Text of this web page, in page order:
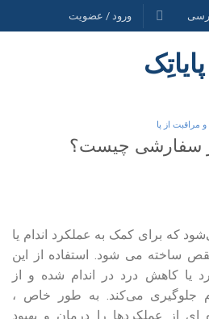
ورود / عضویت
مراقبت از پا
سفارشی چیست؟
که برای کمک به عملکرد اندام یا
ساخته می شود. استفاده از این
یا کاهش درد در اندام شده و از
جلوگیری می‌کند. به طور خاص ،
از عملکردها را درمان و بهبود